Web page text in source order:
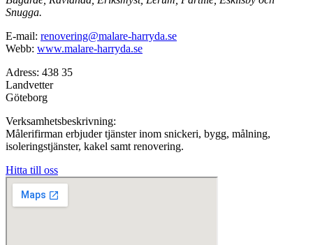
Snugga.
E-mail: renovering@malare-harryda.se
Webb: www.malare-harryda.se
Adress: 438 35
Landvetter
Göteborg
Verksamhetsbeskrivning:
Målerifirman erbjuder tjänster inom snickeri, bygg, målning,
isoleringstjänster, kakel samt renovering.
Hitta till oss